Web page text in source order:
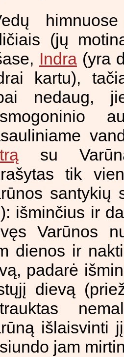
(jų
Indra(yra
kartu),
nedaug,
su
tik
santykių
išminčius ir
Varūnos
dienos ir
padarė
dievą
išlaisvinti
jam